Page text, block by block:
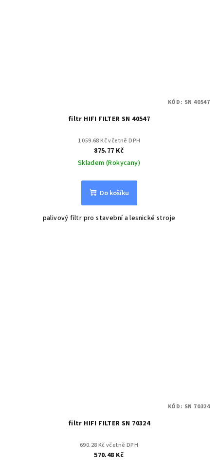
filtr HIFI FILTER SN 40547
1 059.68 Kč včetně DPH
875.77 Kč
Skladem (Rokycany)
Do košíku
palivový filtr pro stavební a lesnické stroje
KÓD: SN 40547
filtr HIFI FILTER SN 70324
690.28 Kč včetně DPH
570.48 Kč
KÓD: SN 70324